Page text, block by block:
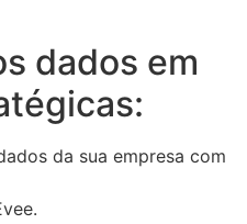
dados em
da sua empresa com